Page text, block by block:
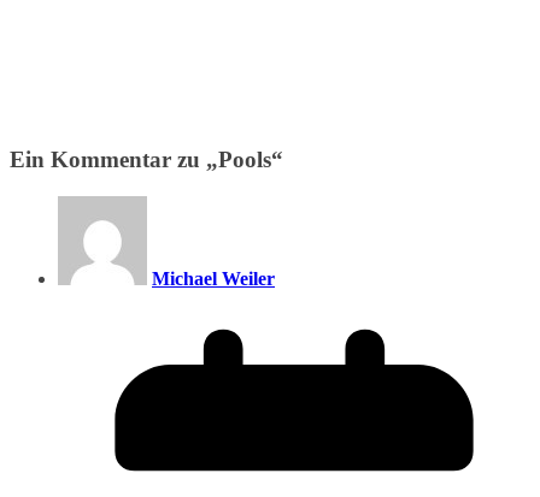
Ein Kommentar zu „Pools“
Michael Weiler